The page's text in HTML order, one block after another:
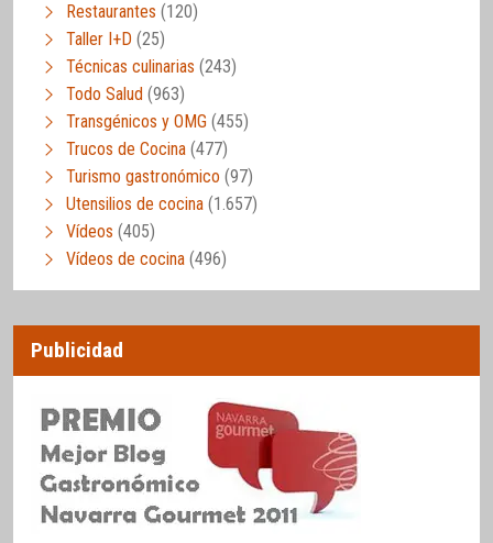
Restaurantes (120)
Taller I+D (25)
Técnicas culinarias (243)
Todo Salud (963)
Transgénicos y OMG (455)
Trucos de Cocina (477)
Turismo gastronómico (97)
Utensilios de cocina (1.657)
Vídeos (405)
Vídeos de cocina (496)
Publicidad